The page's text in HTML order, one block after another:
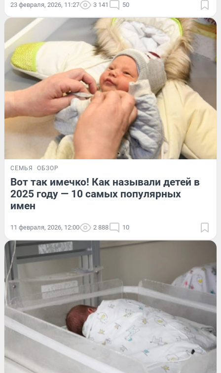
23 февраля, 2026, 11:27 3 141 50
СЕМЬЯ ОБЗОР
Вот так имечко! Как называли детей в
2025 году — 10 самых популярных
имен
11 февраля, 2026, 12:00 2 888 10